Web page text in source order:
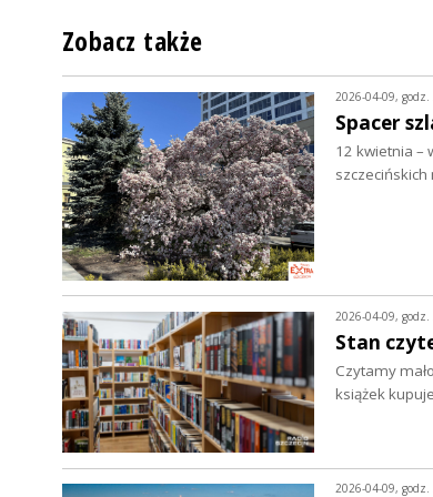
Zobacz także
2026-04-09, godz.
Spacer
12 kwietnia –
szczecińskich
2026-04-09, godz.
Stan
Czytamy
książek
2026-04-09, godz.